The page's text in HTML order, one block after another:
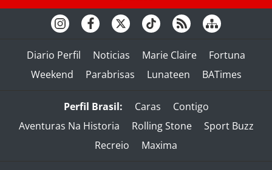
Diario Perfil Noticias Marie Claire
Fortuna
Weekend
Parabrisas Lunateen BATimes
Perfil Brasil: Caras
Contigo
Aventuras Na Historia
Rolling Stone
Sport Buzz
Recreio
Maxima